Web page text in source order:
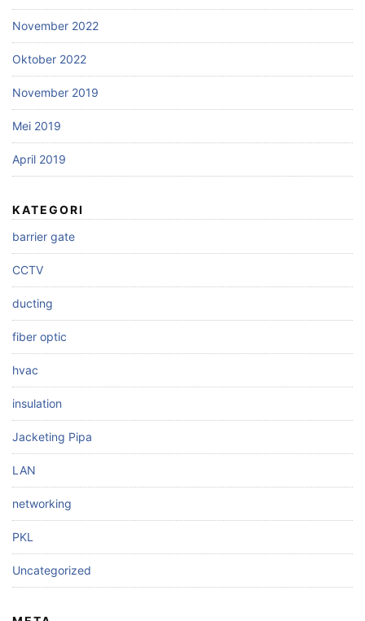
November 2022
Oktober 2022
November 2019
Mei 2019
April 2019
KATEGORI
barrier gate
CCTV
ducting
fiber optic
hvac
insulation
Jacketing Pipa
LAN
networking
PKL
Uncategorized